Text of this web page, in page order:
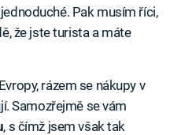
Pak musím říci,
že jste turista a máte
rázem se nákupy v
Samozřejmě se vám
, s čímž jsem však tak